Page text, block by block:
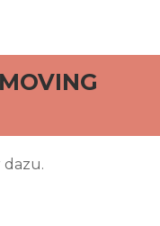
dazu.